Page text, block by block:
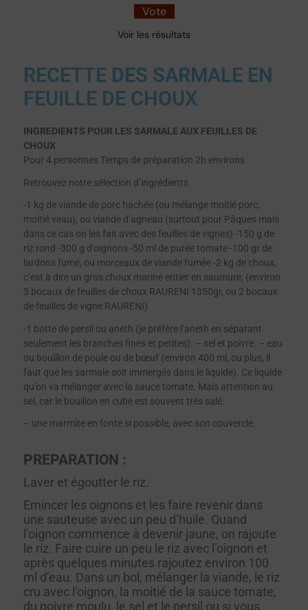
Voir les résultats
RECETTE DES SARMALE EN
FEUILLE DE CHOUX
INGREDIENTS POUR LES SARMALE AUX FEUILLES DE
CHOUX
Pour 4 personnes Temps de préparation 2h environs
Retrouvez notre sélection d’ingrédients
-1 kg de viande de porc hachée (ou mélange moitié porc,
moitié veau), ou viande d’agneau (surtout pour Pâques mais
dans ce cas on les fait avec des feuilles de vignes) -150 g de
riz rond -300 g d’oignons -50 ml de purée tomate -100 gr de
lardons fumé, ou morceaux de viande fumée -2 kg de choux,
c’est à dire un gros choux mariné entier en saumure, (environ
3 bocaux de feuilles de choux RAURENI 1350gr, ou 2 bocaux
de feuilles de vigne RAURENI)
-1 botte de persil ou aneth (je préfère l’aneth en séparant
seulement les branches fines et petites). – sel et poivre. – eau
ou bouillon de poule ou de bœuf (environ 400 ml, ou plus, il
faut que les sarmale soit immergés dans le liquide). Ce liquide
qu’on va mélanger avec la sauce tomate. Mais attention au
sel, car le bouillon en cube est souvent très salé.
– une marmite en fonte si possible, avec son couvercle.
PREPARATION :
Laver et égoutter le riz.
Emincer les oignons et les faire revenir dans
une sauteuse avec un peu d’huile. Quand
l’oignon commence à devenir jaune, on rajoute
le riz. Faire cuire un peu le riz avec l’oignon et
après quelques minutes rajoutez environ 100
ml d’eau. Dans un bol, mélanger la viande, le riz
cru avec l’oignon, la moitié de la sauce tomate,
du poivre moulu, le sel et le persil ou si vous